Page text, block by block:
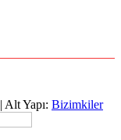
| Alt Yapı: Bizimkiler